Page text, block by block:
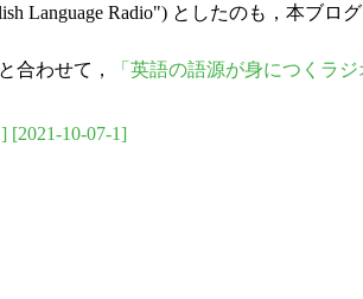
Language Radio") としたのも，本ブロ
合わせて，
「英語の語源が身につくラジ
[2021-10-07-1]